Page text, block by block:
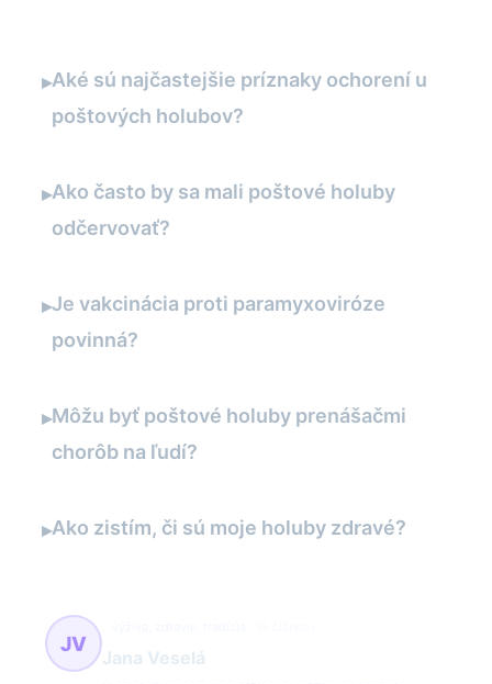
▸Aké sú najčastejšie príznaky ochorení u
poštových holubov?
▸Ako často by sa mali poštové holuby
odčervovať?
▸Je vakcinácia proti paramyxoviróze
povinná?
▸Môžu byť poštové holuby prenášačmi
chorôb na ľudí?
▸Ako zistím, či sú moje holuby zdravé?
JV
Jana Veselá